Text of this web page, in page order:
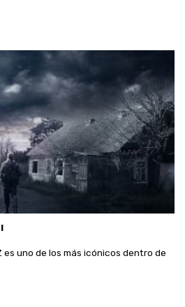
es uno de los más icónicos dentro de